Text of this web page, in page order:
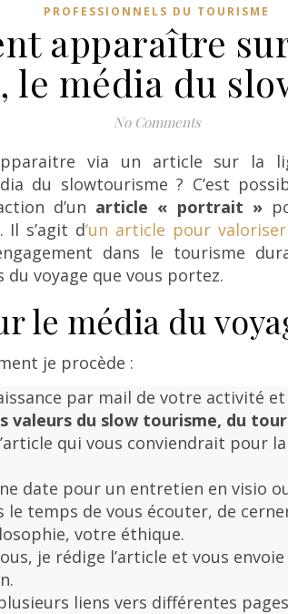
PROFESSIONNELS DU TOURISME
apparaître
le média du
No Comments
via un article sur la
du slowtourisme ? C’est
d’un article « portrait »
Il s’agit d‘un article pour
dans le tourisme
du voyage que vous portez.
le média du
je procède :
par mail de votre activité
valeurs du slow tourisme, du
qui vous conviendrait pour
date pour un entretien en visio
temps de vous écouter, de
votre éthique.
je rédige l’article et vous
liens vers différentes